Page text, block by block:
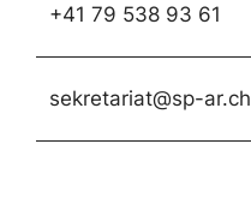
+41 79 538 93 61
sekretariat@sp-ar.ch